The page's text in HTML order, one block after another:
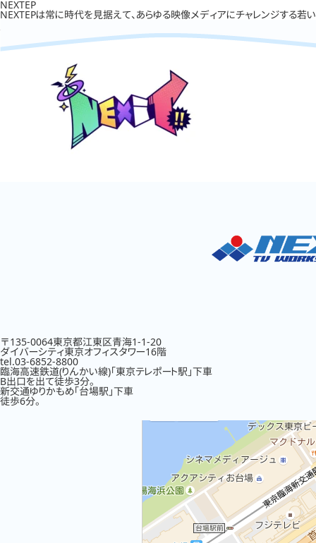
NEXTEP
NEXTEPは常に時代を見据えて、あらゆる映像メディアにチャレンジする若
〒135-0064東京都江東区青海1-1-20
ダイバーシティ東京オフィスタワー16階
tel.03-6852-8800
臨海高速鉄道(りんかい線)「東京テレポート駅」下車
B出口を出て徒歩3分。
新交通ゆりかもめ「台場駅」下車
徒歩6分。